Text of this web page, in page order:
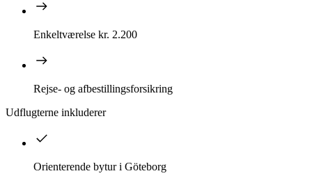
Enkeltværelse kr. 2.200
Rejse- og afbestillingsforsikring
Udflugterne inkluderer
Orienterende bytur i Göteborg